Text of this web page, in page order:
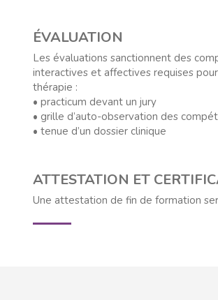
ÉVALUATION
Les évaluations sanctionnent des
interactives et affectives requises
thérapie :
• practicum devant un jury
• grille d’auto-observation des
• tenue d’un dossier clinique
ATTESTATION ET
Une attestation de fin de formation